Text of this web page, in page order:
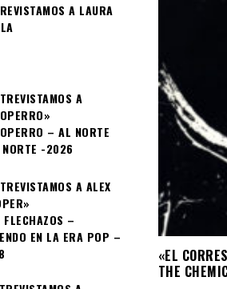
«EL
THE
A LAURA
A
– AL NORTE
NORTE -2026
A ALEX
FLECHAZOS –
EN LA ERA POP –